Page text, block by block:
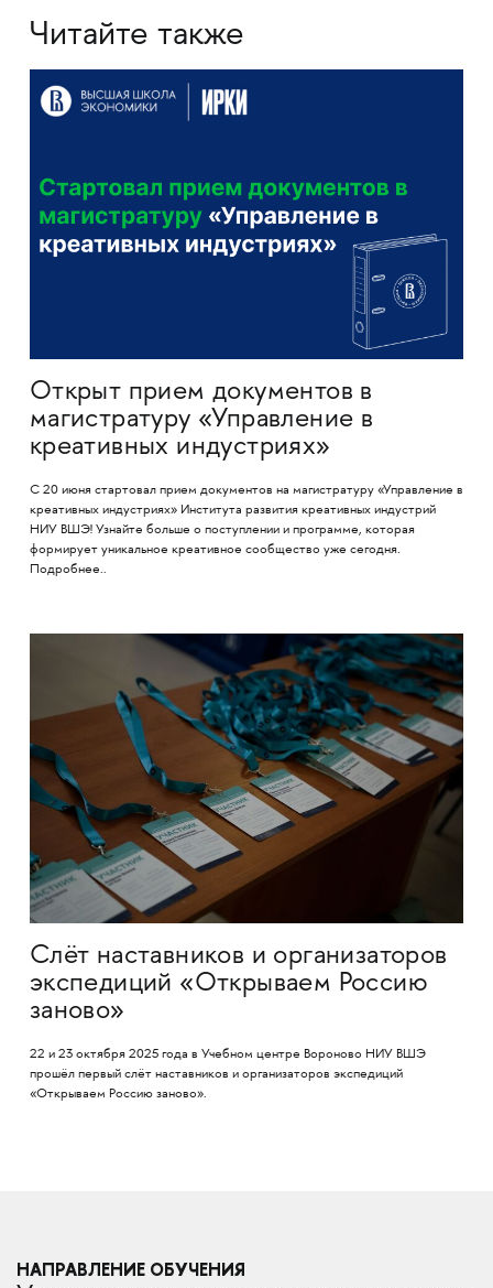
Читайте также
Открыт прием документов в
магистратуру «Управление в
креативных индустриях»
С 20 июня стартовал прием документов на магистратуру «Управление в
креативных индустриях» Института развития креативных индустрий
НИУ ВШЭ! Узнайте больше о поступлении и программе, которая
формирует уникальное креативное сообщество уже сегодня.
Подробнее..
Слёт наставников и организаторов
экспедиций «Открываем Россию
заново»
22 и 23 октября 2025 года в Учебном центре Вороново НИУ ВШЭ
прошёл первый слёт наставников и организаторов экспедиций
«Открываем Россию заново».
НАПРАВЛЕНИЕ ОБУЧЕНИЯ